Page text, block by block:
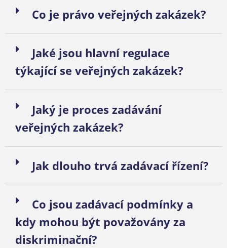
Co je právo veřejných zakázek?
Jaké jsou hlavní regulace
týkající se veřejných zakázek?
Jaký je proces zadávání
veřejných zakázek?
Jak dlouho trvá zadávací řízení?
Co jsou zadávací podmínky a
kdy mohou být považovány za
diskriminační?